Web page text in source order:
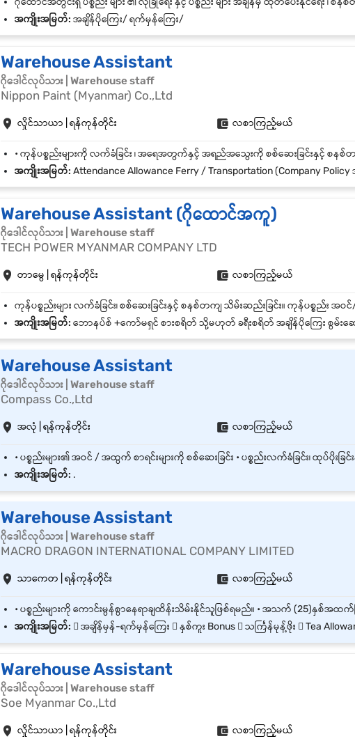
အကျိုးအမြတ်: အချိန်ပိုကြေး/ ရက်မှန်ကြေး/
Warehouse Assistant
ဂိုဒေါင်လုပ်သား | Warehouse staff
Nippon Paint (Myanmar) Co.,Ltd
လှိုင်သာယာ | ရန်ကုန်တိုင်း လစာကြည့်မယ်
အကျိုးအမြတ်: Attendance Allowance Ferry / Transportation (Company Policy အရ) Performance
Warehouse Assistant (ဂိုထောင်အကူ)
ဂိုဒေါင်လုပ်သား | Warehouse staff
TECH POWER MYANMAR COMPANY LTD
တာမွေ | ရန်ကုန်တိုင်း လစာကြည့်မယ်
အကျိုးအမြတ်: ဘောနပ်စ် +ကော်မရှင် စားစရိတ် သို့မဟုတ် ခရီးစရိတ် အချိန်ပိုကြေး စွ
Warehouse Assistant
ဂိုဒေါင်လုပ်သား | Warehouse staff
Compass Co.,Ltd
အလုံ | ရန်ကုန်တိုင်း လစာကြည့်မယ်
အကျိုးအမြတ်: .
Warehouse Assistant
ဂိုဒေါင်လုပ်သား | Warehouse staff
MACRO DRAGON INTERNATIONAL COMPANY LIMITED
သာကေတ | ရန်ကုန်တိုင်း လစာကြည့်မယ်
အကျိုးအမြတ်:  အချိန်မှန်‌-ရက်မှန်ကြေး  နှစ်ကူး Bonus  သင်္ကြန်မုန့်ဖိုး  Tea
Warehouse Assistant
ဂိုဒေါင်လုပ်သား | Warehouse staff
Soe Myanmar Co.,Ltd
လှိုင်သာယာ | ရန်ကုန်တိုင်း လစာကြည့်မယ်